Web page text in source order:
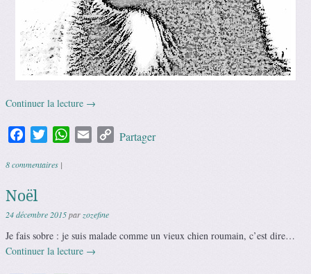
Continuer la lecture →
FacebookTwitterWhatsApp
Email Copy
Partager
8 commentaires |
Noël
24 décembre 2015parzozefine
Je fais sobre : je suis malade comme un vieux chien roumain, c’est dire…
Continuer la lecture →